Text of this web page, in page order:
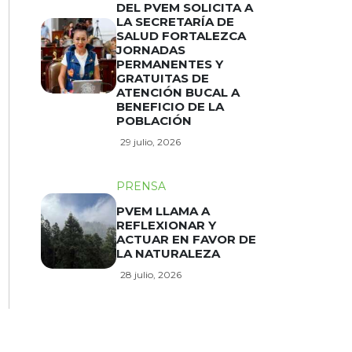
DEL PVEM SOLICITA A
LA SECRETARÍA DE
SALUD FORTALEZCA
JORNADAS
PERMANENTES Y
GRATUITAS DE
ATENCIÓN BUCAL A
BENEFICIO DE LA
POBLACIÓN
29 julio, 2026
PRENSA
PVEM LLAMA A
REFLEXIONAR Y
ACTUAR EN FAVOR DE
LA NATURALEZA
28 julio, 2026